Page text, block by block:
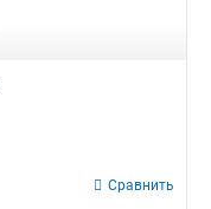
Сравнить